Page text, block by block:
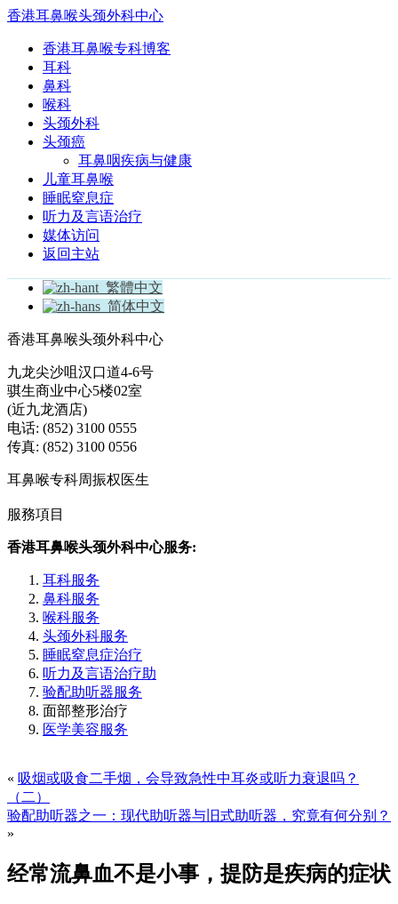
香港耳鼻喉头颈外科中心
香港耳鼻喉专科博客
耳科
鼻科
喉科
头颈外科
头颈癌
耳鼻咽疾病与健康
儿童耳鼻喉
睡眠窒息症
听力及言语治疗
媒体访问
返回主站
繁體中文
简体中文
香港耳鼻喉头颈外科中心
九龙尖沙咀汉口道4-6号
骐生商业中心5楼02室
(近九龙酒店)
电话: (852) 3100 0555
传真: (852) 3100 0556
耳鼻喉专科周振权医生
服務項目
香港耳鼻喉头颈外科中心服务:
耳科服务
鼻科服务
喉科服务
头颈外科服务
睡眠窒息症治疗
听力及言语治疗助
验配助听器服务
面部整形治疗
医学美容服务
« 吸烟或吸食二手烟，会导致急性中耳炎或听力衰退吗？
（二）
验配助听器之一：现代助听器与旧式助听器，究竟有何分别？
»
经常流鼻血不是小事，提防是疾病的症状